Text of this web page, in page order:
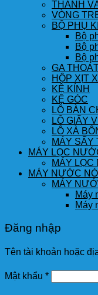
THANH
VÒNG
BỘ PHỤ
Bộ
Bộ
Bộ
GA
HỘP XỊT
KỆ KÍNH
KỆ GÓC
LÔ BÀN
LÔ GIẤY
LÔ XÀ
MÁY SẤY
MÁY LỌC
MÁY LỌC
MÁY NƯỚC
MÁY
Máy
Máy
Đăng nhập
Tên tài khoản hoặc
Mật khẩu *